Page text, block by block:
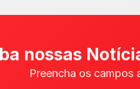
nossas
Preencha os campos